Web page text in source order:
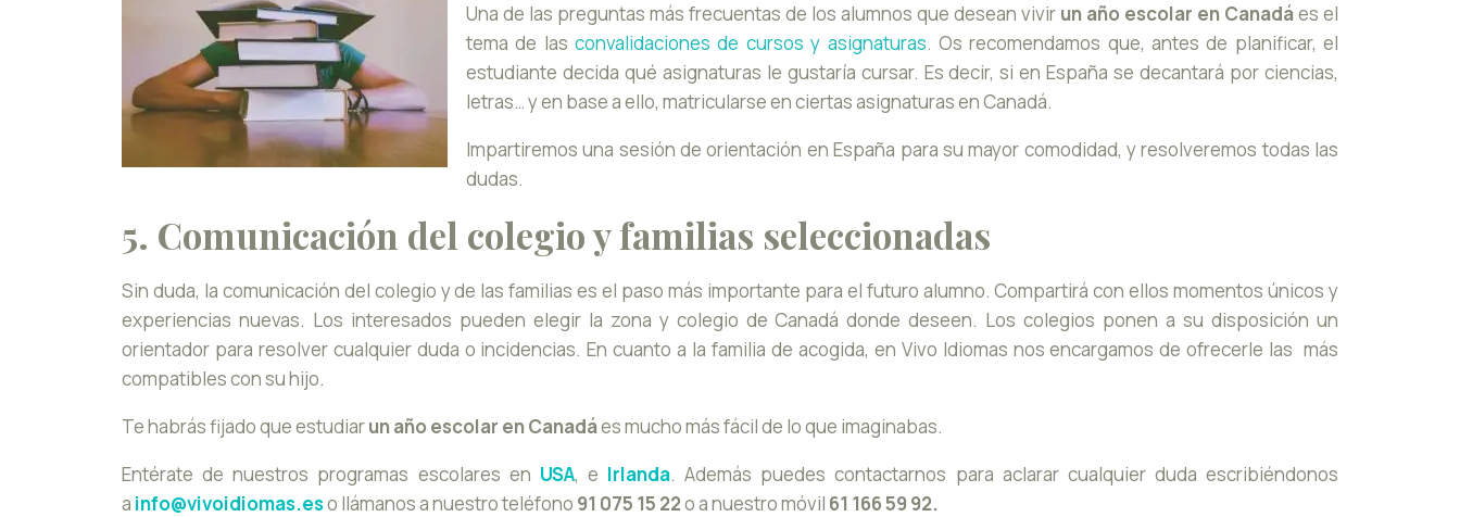
Una de las preguntas más frecuentas de los alumnos que desean vivir un año escolar en Canadá es el
tema de lasconvalidaciones de cursos y asignaturas. Os recomendamos que, antes de planificar, el
estudiante decida qué asignaturas le gustaría cursar. Es decir, si en España se decantará por ciencias,
letras… y en base a ello, matricularse en ciertas asignaturas en Canadá.
Impartiremos una sesión de orientación en España para su mayor comodidad, y resolveremos todas las
dudas.
5. Comunicación del colegio y familias seleccionadas
Sin duda, la comunicación del colegio y de las familias es el paso más importante para el futuro alumno. Compartirá con ellos momentos únicos y
experiencias nuevas. Los interesados pueden elegir la zona y colegio de Canadá donde deseen. Los colegios ponen a su disposición un
orientador para resolver cualquier duda o incidencias. En cuanto a la familia de acogida, en Vivo Idiomas nos encargamos de ofrecerle las más
compatibles con su hijo.
Te habrás fijado que estudiarun año escolar en Canadáes mucho más fácil de lo que imaginabas.
Entérate de nuestros programas escolares en USA, e Irlanda. Además puedes contactarnos para aclarar cualquier duda escribiéndonos
a info@vivoidiomas.eso llámanos a nuestro teléfono 91 075 15 22o a nuestro móvil 61 166 59 92.